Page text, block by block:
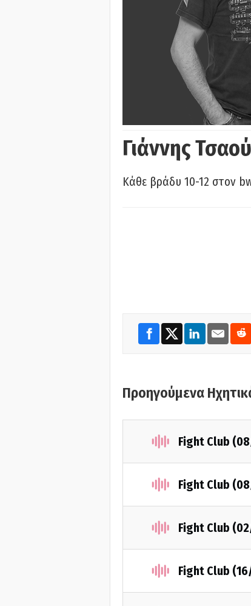
Γιάννης
Κάθε βράδυ 10-12 στον
Προηγούμενα
Fight Club
Fight Club
Fight Club
Fight Club